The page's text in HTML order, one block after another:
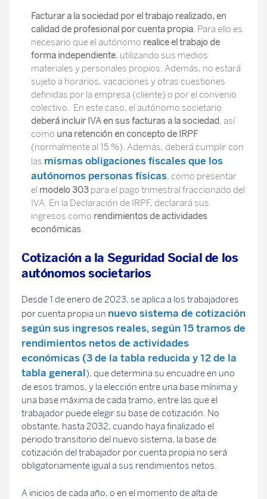
Facturar a la sociedad por el trabajo realizado, en
calidad de profesional por cuenta propia. Para ello es
necesario que el autónomo realice el trabajo de
forma independiente, utilizando sus medios
materiales y personales propios. Además, no estará
sujeto a horarios, vacaciones y otras cuestiones
definidas por la empresa (cliente) o por el convenio
colectivo. En este caso, el autónomo societario
deberá incluir IVA en sus facturas a la sociedad, así
como una retención en concepto de IRPF
(normalmente al 15 %). Además, deberá cumplir con
las mismas obligaciones fiscales que los
autónomos personas físicas, como presentar
el modelo 303 para el pago trimestral fraccionado del
IVA. En la Declaración de IRPF, declarará sus
ingresos como rendimientos de actividades
económicas.
Cotización a la Seguridad Social de los
autónomos societarios
Desde 1 de enero de 2023, se aplica a los trabajadores
por cuenta propia un nuevo sistema de cotización
según sus ingresos reales, según 15 tramos de
rendimientos netos de actividades
económicas (3 de la tabla reducida y 12 de la
tabla general), que determina su encuadre en uno
de esos tramos, y la elección entre una base mínima y
una base máxima de cada tramo, entre las que el
trabajador puede elegir su base de cotización. No
obstante, hasta 2032, cuando haya finalizado el
periodo transitorio del nuevo sistema, la base de
cotización del trabajador por cuenta propia no será
obligatoriamente igual a sus rendimientos netos.
A inicios de cada año, o en el momento de alta de